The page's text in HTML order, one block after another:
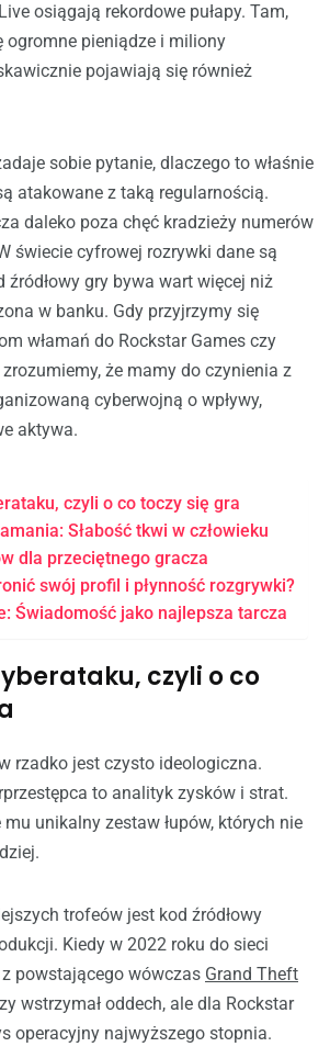
osiągają rekordowe pułapy. Tam,
ogromne pieniądze i miliony
pojawiają się również
sobie pytanie, dlaczego to właśnie
atakowane z taką regularnością.
daleko poza chęć kradzieży numerów
świecie cyfrowej rozrywki dane są
źródłowy gry bywa wart więcej niż
w banku. Gdy przyjrzymy się
włamań do Rockstar Games czy
że mamy do czynienia z
cyberwojną o wpływy,
aktywa.
czyli o co toczy się gra
Słabość tkwi w człowieku
dla przeciętnego gracza
swój profil i płynność rozgrywki?
Świadomość jako najlepsza tarcza
czyli o co
rzadko jest czysto ideologiczna.
to analityk zysków i strat.
unikalny zestaw łupów, których nie
trofeów jest kod źródłowy
Kiedy w 2022 roku do sieci
z powstającego wówczas Grand Theft
wstrzymał oddech, ale dla Rockstar
operacyjny najwyższego stopnia.